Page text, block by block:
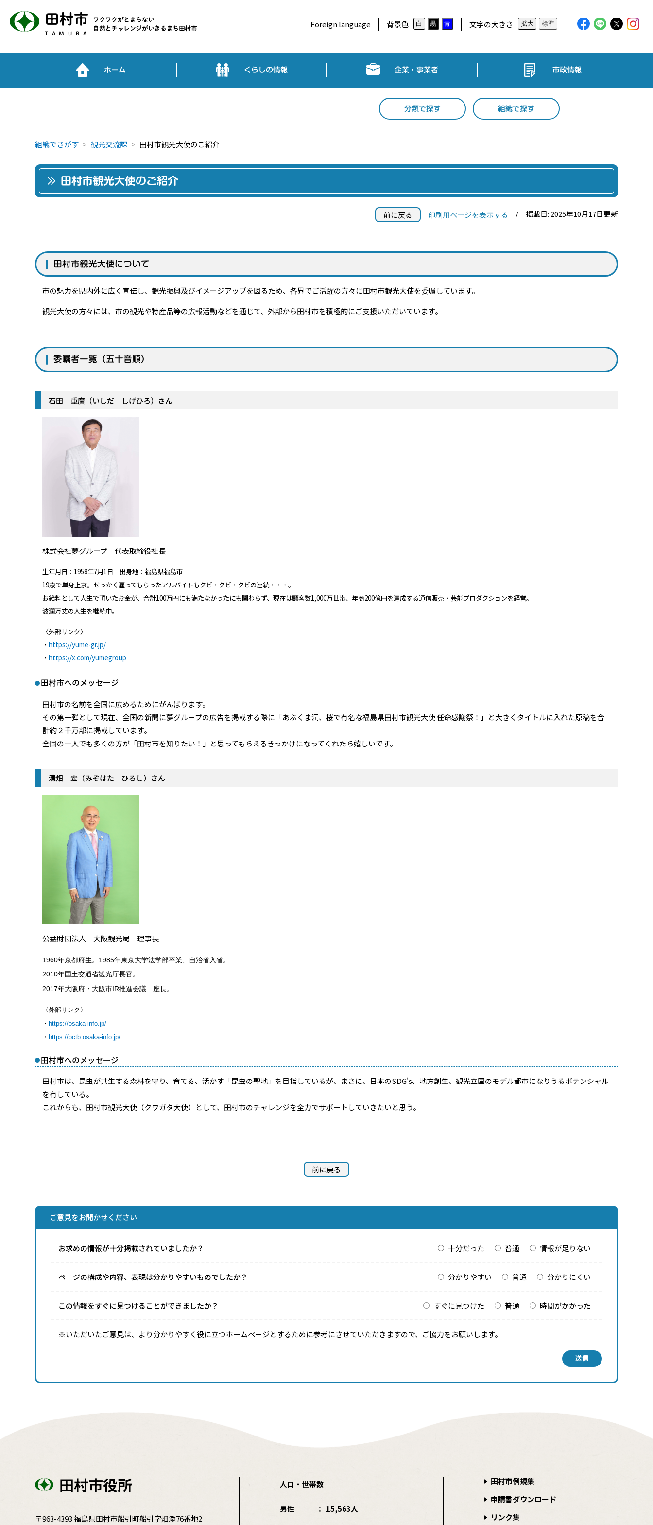
田村市
TAMURA
ワクワクがとまらない
自然とチャレンジがいきるまち田村市
Foreign language 背景色 白 黒 青 文字の大きさ 拡大 標準
ホーム くらしの情報 企業・事業者 市政情報
分類で探す 組織で探す
組織でさがす 観光交流課 田村市観光大使のご紹介
田村市観光大使のご紹介
前に戻る 印刷用ページを表示する 掲載日: 2025年10月17日更新
田村市観光大使について
市の魅力を県内外に広く宣伝し、観光振興及びイメージアップを図るため、各界でご活躍の方々に田村市観光大使を委嘱しています。
観光大使の方々には、市の観光や特産品等の広報活動などを通じて、外部から田村市を積極的にご支援いただいています。
委嘱者一覧（五十音順）
石田 重廣（いしだ しげひろ）さん
株式会社夢グループ 代表取締役社長
生年月日：1958年7月1日 出身地：福島県福島市
19歳で単身上京。せっかく雇ってもらったアルバイトもクビ・クビ・クビの連続・・・。
お給料として人生で頂いたお金が、合計100万円にも満たなかったにも関わらず、現在は顧客数1,000万世帯、年商200億円を達成する通信販売・芸能プロダクションを経営。
波瀾万丈の人生を継続中。
〈外部リンク〉
・ https://yume-gr.jp/
・ https://x.com/yumegroup
田村市へのメッセージ
田村市の名前を全国に広めるためにがんばります。
その第一弾として現在、全国の新聞に夢グループの広告を掲載する際に「あぶくま洞、桜で有名な福島県田村市観光大使 任命感謝祭！」と大きくタイトルに入れた原稿を合
計約２千万部に掲載しています。
全国の一人でも多くの方が「田村市を知りたい！」と思ってもらえるきっかけになってくれたら嬉しいです。
溝畑 宏（みぞはた ひろし）さん
公益財団法人 大阪観光局 理事長
1960年京都府生。 1985年東京大学法学部卒業、自治省入省。
2010年国土交通省観光庁長官。
2017年大阪府・大阪市IR推進会議 座長。
〈外部リンク〉
・ https://osaka-info.jp/
・ https://octb.osaka-info.jp/
田村市へのメッセージ
田村市は、昆虫が共生する森林を守り、育てる、活かす「昆虫の聖地」を目指しているが、まさに、日本のSDG's、地方創生、観光立国のモデル都市になりうるポテンシャル
を有している。
これからも、田村市観光大使（クワガタ大使）として、田村市のチャレンジを全力でサポートしていきたいと思う。
前に戻る
ご意見をお聞かせください
お求めの情報が十分掲載されていましたか？ 十分だった 普通 情報が足りない
ページの構成や内容、表現は分かりやすいものでしたか？ 分かりやすい 普通 分かりにくい
この情報をすぐに見つけることができましたか？ すぐに見つけた 普通 時間がかかった
※いただいたご意見は、より分かりやすく役に立つホームページとするために参考にさせていただきますので、ご協力をお願いします。
送信
田村市役所
〒963-4393 福島県田村市船引町船引字畑添76番地2
人口・世帯数
男性 15,563人
田村市例規集
申請書ダウンロード
リンク集